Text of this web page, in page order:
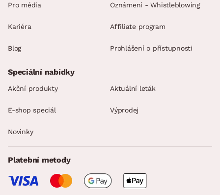
Pro média
Kariéra
Blog
Oznámení - Whistleblowing
Affiliate program
Prohlášení o přístupnosti
Speciální nabídky
Akční produkty Aktuální leták
E-shop speciál Výprodej
Novinky
Platební metody